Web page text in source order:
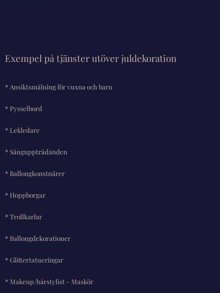
Exempel på tjänster utöver juldekoration
* Ansiktsmålning för vuxna och barn
* Pysselbord
* Lekledare
* Sånguppträdanden
* Ballongkonstnärer
* Hoppborgar
* Trollkarlar
* Ballongdekorationer
* Glittertatueringar
* Makeup/hårstylist - Maskör